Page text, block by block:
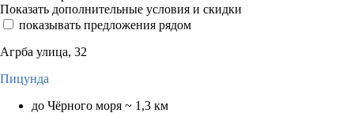
Показать дополнительные условия и скидки
показывать предложения рядом
Агрба улица, 32
Пицунда
до Чёрного моря ~ 1,3 км